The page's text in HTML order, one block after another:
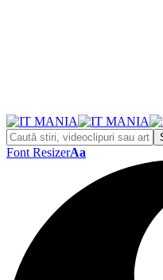
Font ResizerAa